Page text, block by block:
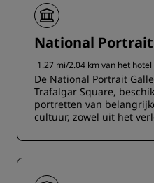
National
1.27 mi/2.04 km van het hotel
De National Portrait
Trafalgar Square,
portretten van
cultuur, zowel uit het